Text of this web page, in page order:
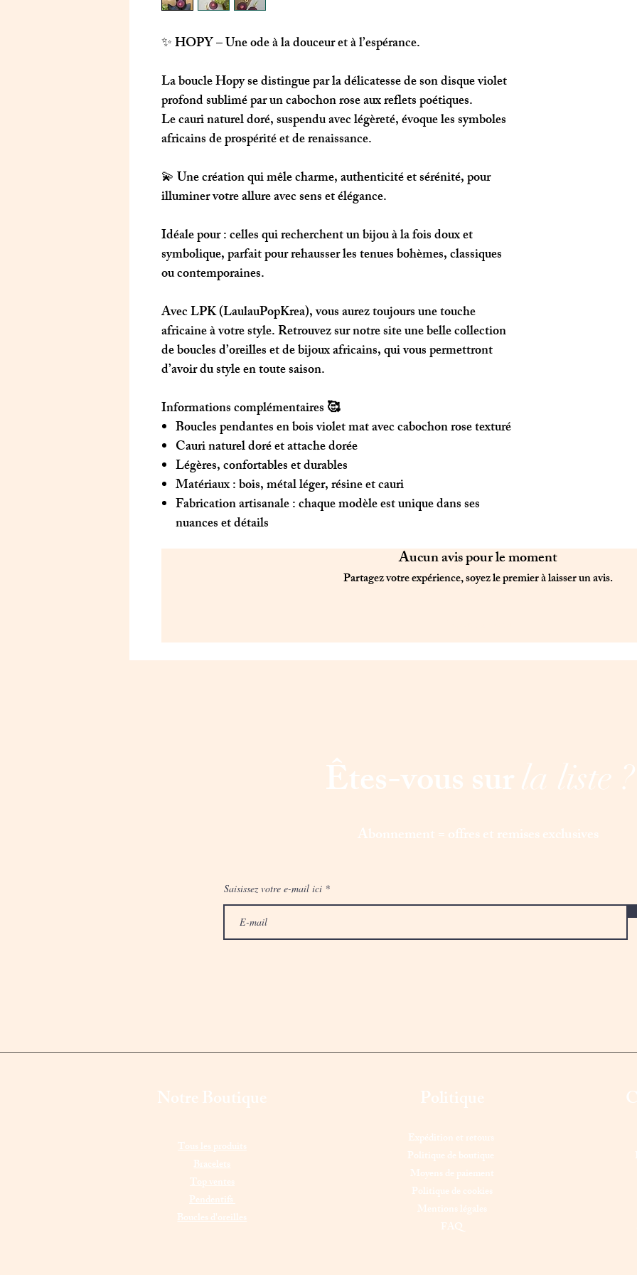
✨HOPY– Une ode à la douceur et à l’espérance.
La boucleHopyse distingue par la délicatesse de son disque violet
profond sublimé par un cabochon rose aux reflets poétiques.
Le cauri naturel doré, suspendu avec légèreté, évoque les symboles
africains de prospérité et de renaissance.
💫 Une création qui mêle charme, authenticité et sérénité, pour
illuminer votre allure avec sens et élégance.
Idéale pour: celles qui recherchent un bijou à la fois doux et
symbolique, parfait pour rehausser les tenues bohèmes, classiques
ou contemporaines.
AvecLPK (LaulauPopKrea), vous aurez toujours une touche
africaine à votre style. Retrouvez sur notre site une belle collection
de boucles d’oreilles et de bijoux africains, qui vous permettront
d’avoir du style en toute saison.
Informations complémentaires 🥰
Boucles pendantes en bois violet mat avec cabochon rose texturé
Cauri naturel doré et attache dorée
Légères, confortables et durables
Matériaux : bois, métal léger, résine et cauri
Fabrication artisanale : chaque modèle est unique dans ses
nuances et détails
Aucun avis pour le moment
Partagez votre expérience, soyez le premier à laisser un avis.
Êtes-vous surla liste ?
Abonnement = offres et remises exclusives
Saisissez votre e-mail ici
Notre Boutique
Tous les produits
Bracelets
Top ventes
Pendentifs
Boucles d'oreilles
Politique
Expédition et retours
Politique de boutique
Moyens de paiement
Politique de cookies
Mentions légales
FAQ